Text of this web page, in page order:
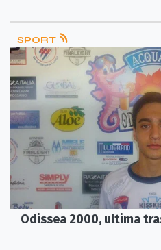
SPORT
Odissea 2000, ultima